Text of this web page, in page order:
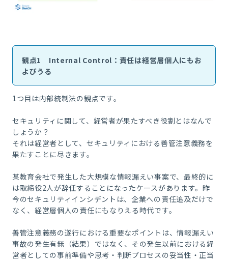
観点1 Internal Control：責任は経営層個人にもお
よびうる
1つ目は内部統制法の観点です。
セキュリティに関して、経営者が果たすべき役割とはなんで
しょうか？
それは経営者として、セキュリティにおける善管注意義務を
果たすことに尽きます。
某教育会社で発生した大規模な情報漏えい事案で、最終的に
は取締役2人が辞任することになったケースがあります。昨
今のセキュリティインシデントは、企業への責任追及だけで
なく、経営層個人の責任にもなりえる時代です。
善管注意義務の遂行における重要なポイントは、情報漏えい
事故の発生有無（結果）ではなく、その発生以前における経
営者としての事前準備や思考・判断プロセスの妥当性・正当